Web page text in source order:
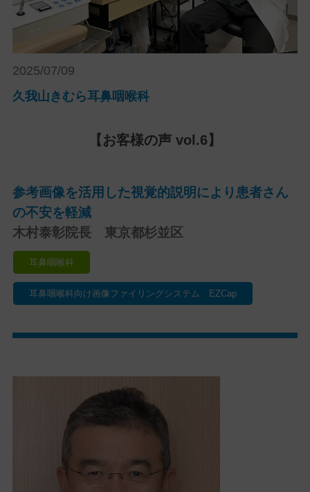
2025/07/09
久我山きむら耳鼻咽喉科
【お客様の声 vol.6】
参考画像を活用した視覚的説明により患者さん
の不安を軽減
木村泰彰院長 東京都杉並区
耳鼻咽喉科
耳鼻咽喉科向け画像ファイリングシステム EZCap